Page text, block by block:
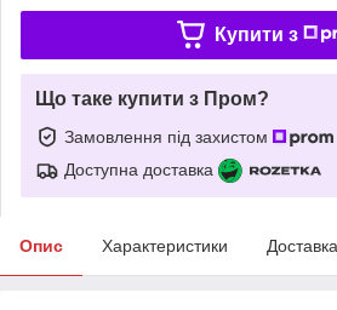
Купити з
Що таке купити з Пром?
Замовлення під захистом
Доступна доставка
Опис Характеристики Доставка